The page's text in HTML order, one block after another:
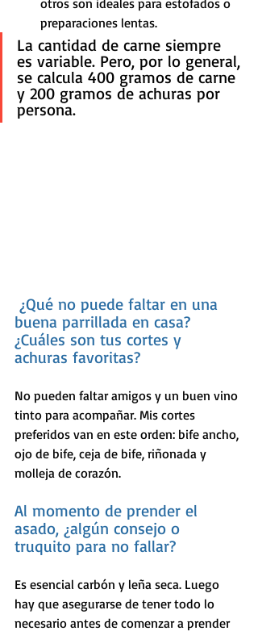
otros son ideales para estofados o
preparaciones lentas.
La cantidad de carne siempre
es variable. Pero, por lo general,
se calcula 400 gramos de carne
y 200 gramos de achuras por
persona.
buena parrillada en casa?
¿Cuáles son tus cortes y
achuras favoritas?
No pueden faltar amigos y un buen vino
tinto para acompañar. Mis cortes
preferidos van en este orden: bife ancho,
ojo de bife, ceja de bife, riñonada y
molleja de corazón.
Al momento de prender el
asado, ¿algún consejo o
truquito para no fallar?
Es esencial carbón y leña seca. Luego
hay que asegurarse de tener todo lo
necesario antes de comenzar a prender